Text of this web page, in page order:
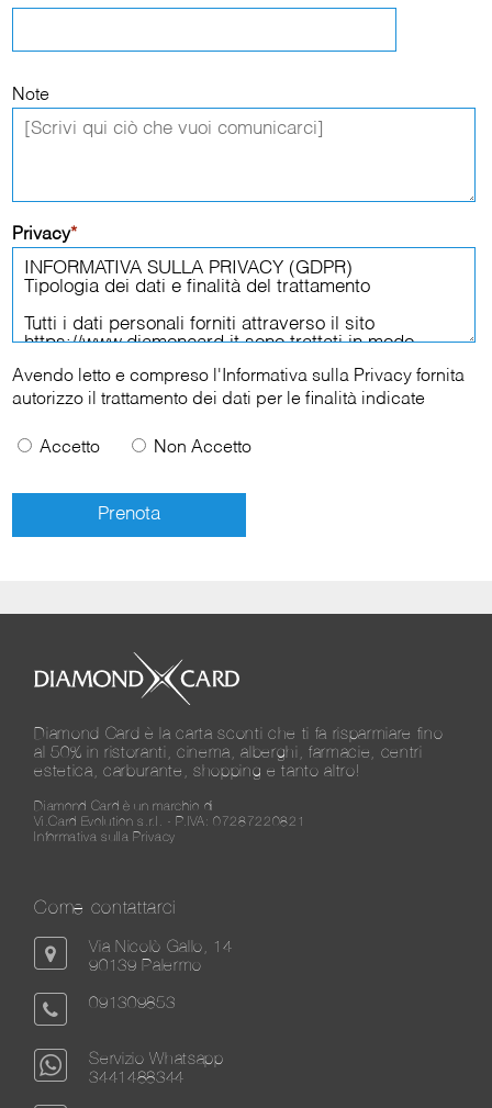
Note
Privacy*
Avendo letto e compreso l' Informativa sulla Privacy fornita
autorizzo il trattamento dei dati per le finalità indicate
Accetto Non Accetto
Diamond Card è la carta sconti che ti fa risparmiare fino
al 50% in ristoranti, cinema, alberghi, farmacie, centri
estetica, carburante, shopping e tanto altro!
Diamond Card è un marchio di
Vi.Card Evolution s.r.l. - P.IVA: 07287220821
Informativa sulla Privacy
Come contattarci
Via Nicolò Gallo, 14
90139 Palermo
091309853
Servizio Whatsapp
3441488344